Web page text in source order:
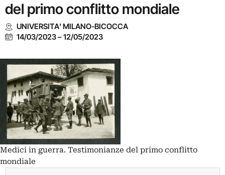
del primo conflitto mondiale
UNIVERSITA' MILANO-BICOCCA
14/03/2023–12/05/2023
Medici in guerra. Testimonianze del primo conflitto
mondiale